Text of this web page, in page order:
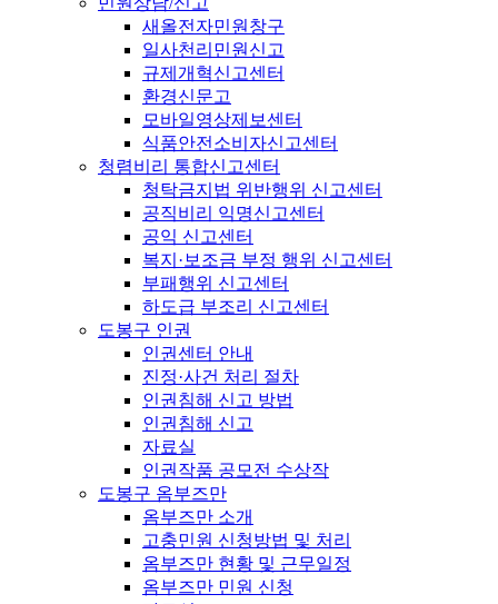
새올전자민원창구
일사천리민원신고
규제개혁신고센터
환경신문고
모바일영상제보센터
식품안전소비자신고센터
청렴비리 통합신고센터
청탁금지법 위반행위 신고센터
공직비리 익명신고센터
공익 신고센터
복지·보조금 부정 행위 신고센터
부패행위 신고센터
하도급 부조리 신고센터
도봉구 인권
인권센터 안내
진정·사건 처리 절차
인권침해 신고 방법
인권침해 신고
자료실
인권작품 공모전 수상작
도봉구 옴부즈만
옴부즈만 소개
고충민원 신청방법 및 처리
옴부즈만 현황 및 근무일정
옴부즈만 민원 신청